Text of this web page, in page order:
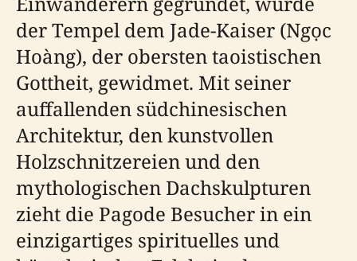
der Tempel dem Jade-Kaiser (Ngọc
Hoàng), der obersten taoistischen
Gottheit, gewidmet. Mit seiner
auffallenden südchinesischen
Architektur, den kunstvollen
Holzschnitzereien und den
mythologischen Dachskulpturen
zieht die Pagode Besucher in ein
einzigartiges spirituelles und